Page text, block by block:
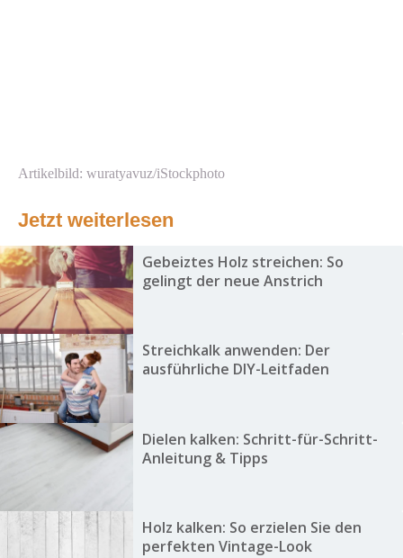
Artikelbild: wuratyavuz/iStockphoto
Jetzt weiterlesen
Gebeiztes Holz streichen: So
gelingt der neue Anstrich
Streichkalk anwenden: Der
ausführliche DIY-Leitfaden
Dielen kalken: Schritt-für-Schritt-
Anleitung & Tipps
Holz kalken: So erzielen Sie den
perfekten Vintage-Look